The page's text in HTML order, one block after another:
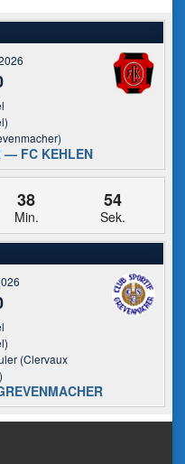
— FC KEHLEN
38
Min.
54
Sek.
(Clervaux